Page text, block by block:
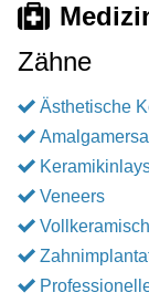
Zähne
Ästhetische
Veneers